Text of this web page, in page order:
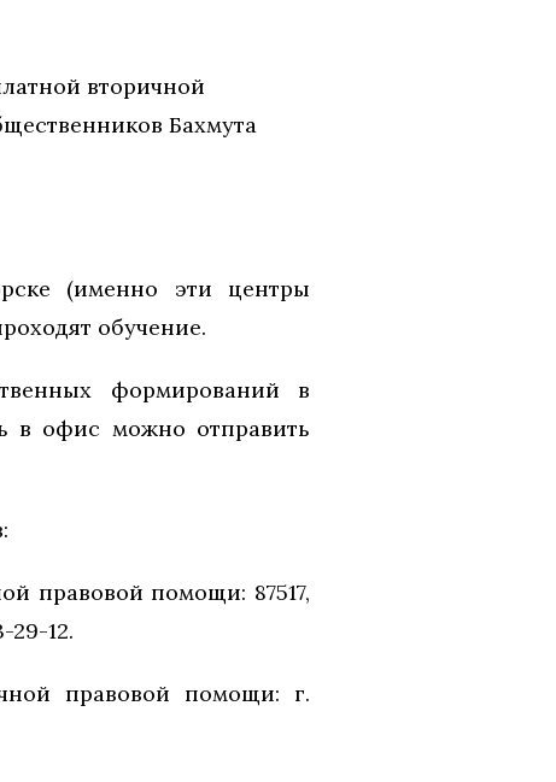
вторичной
Бахмута
(именно эти центры
обучение.
формирований в
в офис можно отправить
правовой помощи: 87517,
29-12.
правовой помощи: г.